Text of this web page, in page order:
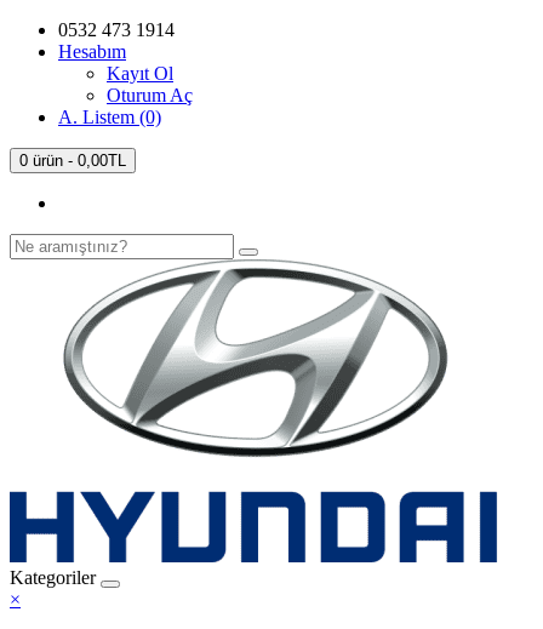
0532 473 1914
Hesabım
Kayıt Ol
Oturum Aç
A. Listem (0)
0 ürün - 0,00TL
Kategoriler
×